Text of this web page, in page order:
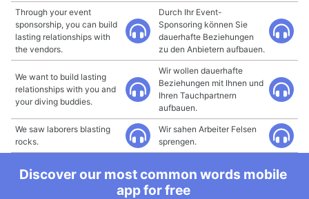
Through your event
sponsorship, you can build
lasting relationships with
the vendors.
Durch Ihr Event-
Sponsoring können Sie
dauerhafte Beziehungen
zu den Anbietern aufbauen.
We want to build lasting
relationships with you and
your diving buddies.
Wir wollen dauerhafte
Beziehungen mit Ihnen und
Ihren Tauchpartnern
aufbauen.
We saw laborers blasting
rocks.
Wir sahen Arbeiter Felsen
sprengen.
Discover our most common words mobile
app for free